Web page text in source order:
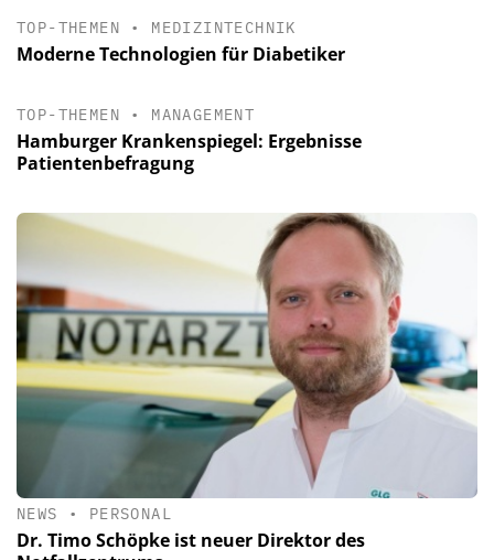
TOP-THEMEN • MEDIZINTECHNIK
Moderne Technologien für Diabetiker
TOP-THEMEN • MANAGEMENT
Hamburger Krankenspiegel: Ergebnisse
Patientenbefragung
NEWS • PERSONAL
Dr. Timo Schöpke ist neuer Direktor des